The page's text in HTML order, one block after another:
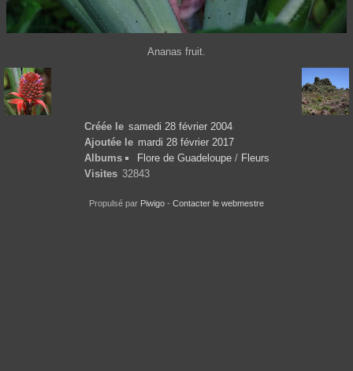
Ananas fruit.
Créée le samedi 28 février 2004
Ajoutée le mardi 28 février 2017
Albums
Flore de Guadeloupe / Fleurs
Visites 32843
Propulsé par Piwigo - Contacter le webmestre